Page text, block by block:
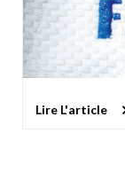
Lire L'article